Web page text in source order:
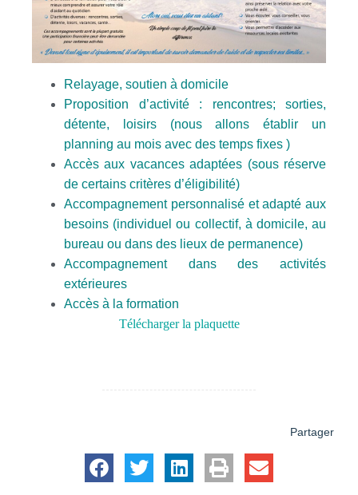
Relayage, soutien à domicile
Proposition d’activité : rencontres; sorties,
détente, loisirs (nous allons établir un
planning au mois avec des temps fixes )
Accès aux vacances adaptées (sous réserve
de certains critères d’éligibilité)
Accompagnement personnalisé et adapté aux
besoins (individuel ou collectif, à domicile, au
bureau ou dans des lieux de permanence)
Accompagnement dans des activités
extérieures
Accès à la formation
Télécharger la plaquette
Partager